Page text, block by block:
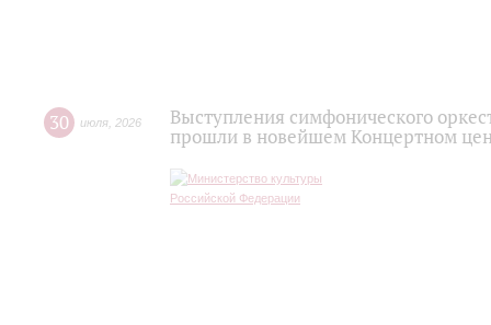
30 июля 2026
Выступления симфонического
прошли в новейшем Концертном